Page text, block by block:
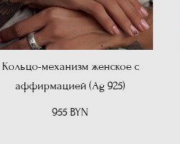
Кольцо-механизм женское с
аффирмацией (Ag 925)
955 BYN